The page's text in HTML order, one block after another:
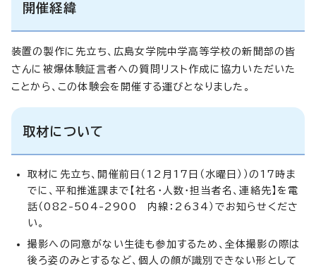
開催経緯
装置の製作に先立ち、広島女学院中学高等学校の新聞部の皆
さんに被爆体験証言者への質問リスト作成に協力いただいた
ことから、この体験会を開催する運びとなりました。
取材について
取材に先立ち、開催前日（12月17日（水曜日））の17時ま
でに、平和推進課まで【社名・人数・担当者名、連絡先】を電
話（082-504-2900 内線：2634）でお知らせくださ
い。
撮影への同意がない生徒も参加するため、全体撮影の際は
後ろ姿のみとするなど、個人の顔が識別できない形として